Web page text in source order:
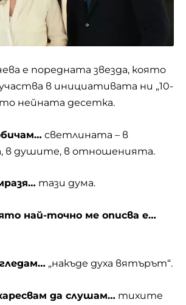
е поредната звезда, която
в инициативата ни „10-
нейната десетка.
светлината – в
в душите, в отношенията.
тази дума.
най-точно ме описва е…
„накъде духа вятърът“.
да слушам… тихите